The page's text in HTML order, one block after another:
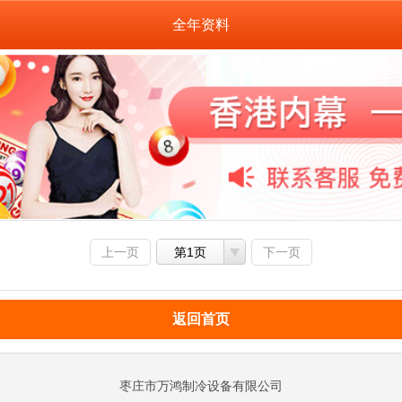
全年资料
上一页 第1页 下一页
返回首页
枣庄市万鸿制冷设备有限公司